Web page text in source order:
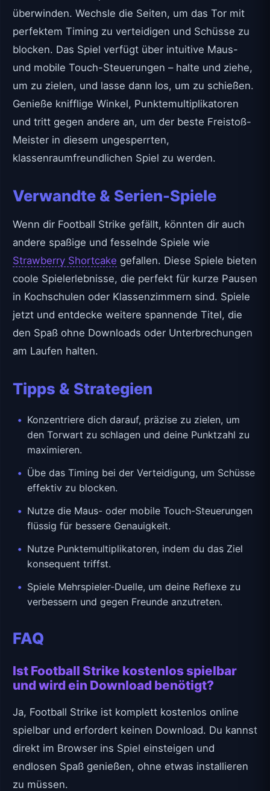
überwinden. Wechsle die Seiten, um das Tor mit
perfektem Timing zu verteidigen und Schüsse zu
blocken. Das Spiel verfügt über intuitive Maus-
und mobile Touch-Steuerungen – halte und ziehe,
um zu zielen, und lasse dann los, um zu schießen.
Genieße knifflige Winkel, Punktemultiplikatoren
und tritt gegen andere an, um der beste Freistoß-
Meister in diesem ungesperrten,
klassenraumfreundlichen Spiel zu werden.
Verwandte & Serien-Spiele
Wenn dir Football Strike gefällt, könnten dir auch
andere spaßige und fesselnde Spiele wie
Strawberry Shortcake gefallen. Diese Spiele bieten
coole Spielerlebnisse, die perfekt für kurze Pausen
in Kochschulen oder Klassenzimmern sind. Spiele
jetzt und entdecke weitere spannende Titel, die
den Spaß ohne Downloads oder Unterbrechungen
am Laufen halten.
Tipps & Strategien
Konzentriere dich darauf, präzise zu zielen, um
den Torwart zu schlagen und deine Punktzahl zu
maximieren.
Übe das Timing bei der Verteidigung, um Schüsse
effektiv zu blocken.
Nutze die Maus- oder mobile Touch-Steuerungen
flüssig für bessere Genauigkeit.
Nutze Punktemultiplikatoren, indem du das Ziel
konsequent triffst.
Spiele Mehrspieler-Duelle, um deine Reflexe zu
verbessern und gegen Freunde anzutreten.
FAQ
Ist Football Strike kostenlos spielbar
und wird ein Download benötigt?
Ja, Football Strike ist komplett kostenlos online
spielbar und erfordert keinen Download. Du kannst
direkt im Browser ins Spiel einsteigen und
endlosen Spaß genießen, ohne etwas installieren
zu müssen.